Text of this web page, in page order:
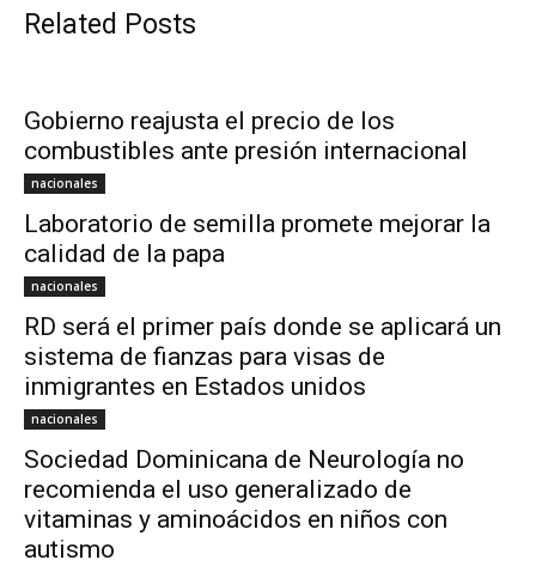
Related Posts
Gobierno reajusta el precio de los
combustibles ante presión internacional
nacionales
Laboratorio de semilla promete mejorar la
calidad de la papa
nacionales
RD será el primer país donde se aplicará un
sistema de fianzas para visas de
inmigrantes en Estados unidos
nacionales
Sociedad Dominicana de Neurología no
recomienda el uso generalizado de
vitaminas y aminoácidos en niños con
autismo